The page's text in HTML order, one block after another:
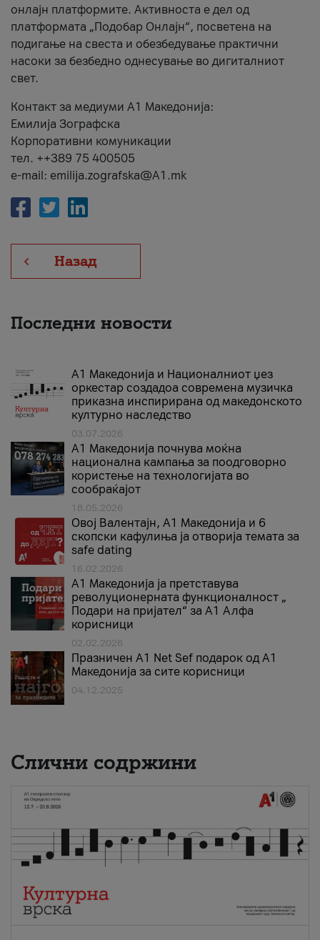
онлајн платформите. Активноста е дел од
платформата „Подобар Онлајн“, посветена на
подигање на свеста и обезбедување практични
насоки за безбедно однесување во дигиталниот
свет.
Контакт за медиуми А1 Македонија:
Емилија Зографска
Корпоративни комуникации
тел. ++389 75 400505
e-mail: emilija.zografska@A1.mk
Назад
Последни новости
А1 Македонија и Националниот џез
оркестар создадоа современа музичка
приказна инспирирана од македонското
културно наследство
03.07.2026
A1 Македонија почнува моќна
национална кампања за поодговорно
користење на технологијата во
сообраќајот
18.05.2026
Овој Валентајн, A1 Македонија и 6
скопски кафулиња ја отворија темата за
safe dating
16.02.2026
А1 Македонија ја претставува
револуционерната функционалност „
Подари на пријател“ за А1 Алфа
корисници
02.02.2026
Празничен A1 Net Sеf подарок од А1
Македонија за сите корисници
04.12.2025
Слични содржини